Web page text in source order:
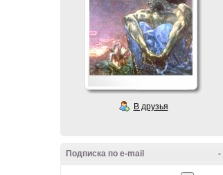
В друзья
-
Подписка по e-mail